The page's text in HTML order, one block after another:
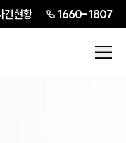
건현황 1660-1807